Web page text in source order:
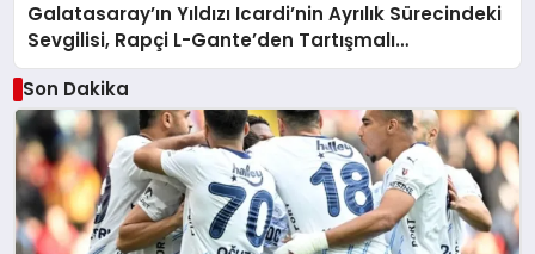
Galatasaray’ın Yıldızı Icardi’nin Ayrılık Sürecindeki
Sevgilisi, Rapçi L-Gante’den Tartışmalı
Açıklamalar
Son Dakika